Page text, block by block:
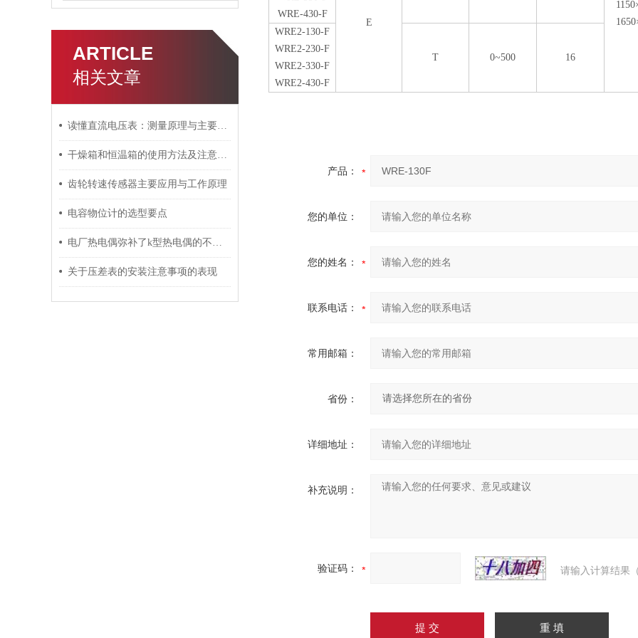
ARTICLE
相关文章
读懂直流电压表：测量原理与主要应用领域
干燥箱和恒温箱的使用方法及注意事项介绍
齿轮转速传感器主要应用与工作原理
电容物位计的选型要点
电厂热电偶弥补了k型热电偶的不足之处
关于压差表的安装注意事项的表现
WRE-430-F
E
WRE2-130-F
WRE2-230-F
WRE2-330-F
WRE2-430-F
T 0~500 16
产品：
您的单位：
您的姓名：
联系电话：
常用邮箱：
省份：
详细地址：
补充说明：
验证码： 请输入计算结果